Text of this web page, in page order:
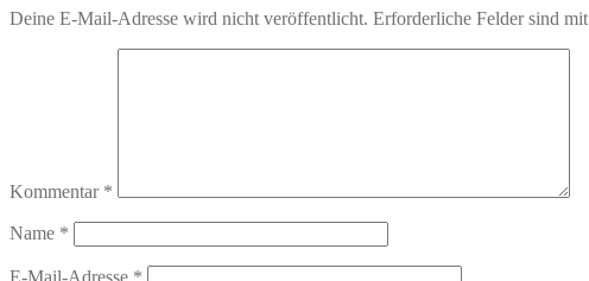
Deine E-Mail-Adresse wird nicht veröffentlicht. Erforderliche Felder sind mit
Kommentar *
Name *
E-Mail-Adresse *